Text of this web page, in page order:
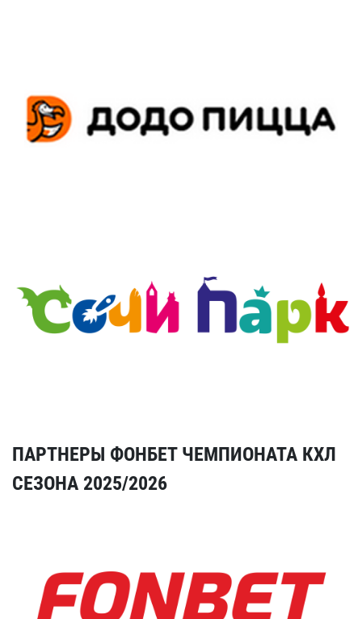
ПАРТНЕРЫ ФОНБЕТ ЧЕМПИОНАТА КХЛ
СЕЗОНА 2025/2026